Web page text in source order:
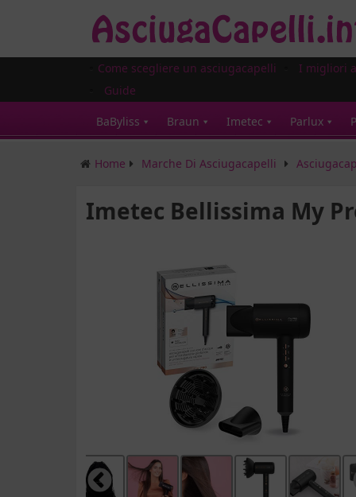
Come scegliere un asciugacapelli I migliori
Guide
BaByliss Braun Imetec Parlux
Home Marche Di Asciugacapelli
Imetec Bellissima My